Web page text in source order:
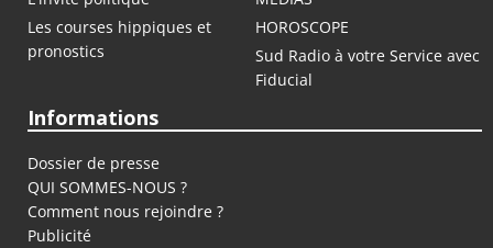
Les courses hippiques et
pronostics
HOROSCOPE
Sud Radio à votre Service avec
Fiducial
Informations
Dossier de presse
QUI SOMMES-NOUS ?
Comment nous rejoindre ?
Publicité